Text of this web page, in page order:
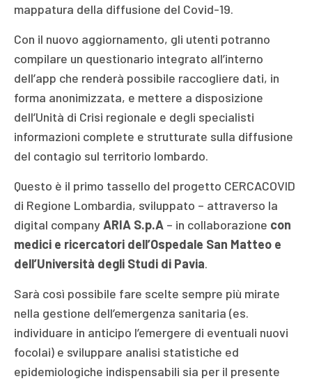
mappatura della diffusione del Covid-19.
Con il nuovo aggiornamento, gli utenti potranno
compilare un questionario integrato all’interno
dell’app che renderà possibile raccogliere dati, in
forma anonimizzata, e mettere a disposizione
dell’Unità di Crisi regionale e degli specialisti
informazioni complete e strutturate sulla diffusione
del contagio sul territorio lombardo.
Questo è il primo tassello del progetto CERCACOVID
di Regione Lombardia, sviluppato – attraverso la
digital company ARIA S.p.A – in collaborazione con
medici e ricercatori dell’Ospedale San Matteo e
dell’Università degli Studi di Pavia.
Sarà così possibile fare scelte sempre più mirate
nella gestione dell’emergenza sanitaria (es.
individuare in anticipo l’emergere di eventuali nuovi
focolai) e sviluppare analisi statistiche ed
epidemiologiche indispensabili sia per il presente